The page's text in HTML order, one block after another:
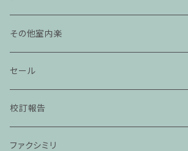
その他室内楽
セール
校訂報告
ファクシミリ